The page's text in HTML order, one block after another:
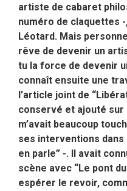
artiste de cabaret
numéro de claquettes
Léotard. Mais
rêve de devenir un
tu la force de devenir
connaît ensuite une
l’article joint de
conservé et ajouté sur
m’avait beaucoup
ses interventions dans
en parle” -. Il avait
scène avec “Le pont
espérer le revoir,